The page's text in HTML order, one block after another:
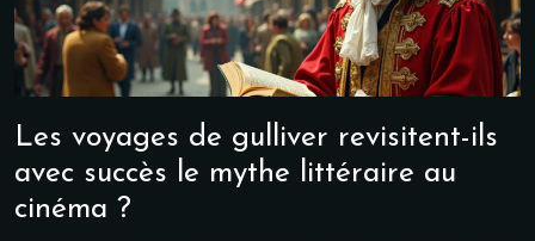
Les voyages de gulliver revisitent-ils
avec succès le mythe littéraire au
cinéma ?